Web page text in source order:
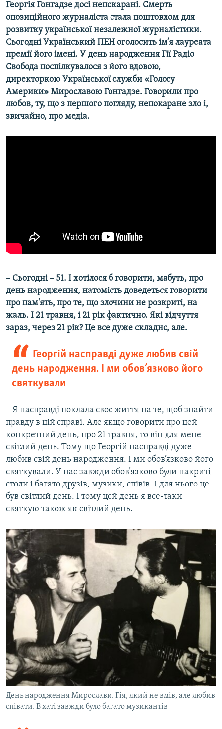
Георгія Гонгадзе досі непокарані. Смерть
опозиційного журналіста стала поштовхом для
розвитку української незалежної журналістики.
Сьогодні Український ПЕН оголосить ім’я лауреата
премії його імені. У день народження Гії Радіо
Свобода поспілкувалося з його вдовою,
директоркою Української служби «Голосу
Америки» Мирославою Гонгадзе. Говорили про
любов, ту, що з першого погляду, непокаране зло і,
звичайно, про медіа.
– Сьогодні – 51. І хотілося б говорити, мабуть, про
день народження, натомість доведеться говорити
про пам'ять, про те, що злочини не розкриті, на
жаль. І 21 травня, і 21 рік фактично. Які відчуття
зараз, через 21 рік? Це все дуже складно, але.
Георгій насправді дуже любив свій
день народження. І ми обов’язково його
святкували
– Я насправді поклала своє життя на те, щоб знайти
правду в цій справі. Але якщо говорити про цей
конкретний день, про 21 травня, то він для мене
світлий день. Тому що Георгій насправді дуже
любив свій день народження. І ми обов’язково його
святкували. У нас завжди обов’язково були накриті
столи і багато друзів, музики, співів. І для нього це
був світлий день. І тому цей день я все-таки
святкую також як світлий день.
День народження Мирослави. Гія, який не вмів, але любив
співати. В хаті завжди було багато музикантів